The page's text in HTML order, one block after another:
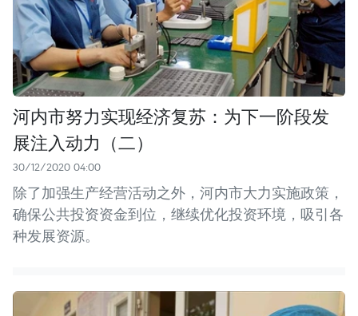
河内市努力实现经济复苏：为下一阶段发
展注入动力（二）
30/12/2020 04:00
除了加强生产经营活动之外，河内市大力实施政策，
确保公共投资资金到位，继续优化投资环境，吸引各
种发展资源。